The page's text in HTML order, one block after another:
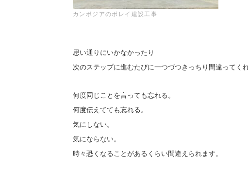
カンボジアのボレイ建設工事
思い通りにいかなかったり
次のステップに進むたびに一つづつきっちり間違ってく
何度同じことを言っても忘れる。
何度伝えてても忘れる。
気にしない。
気にならない。
時々恐くなることがあるくらい間違えられます。